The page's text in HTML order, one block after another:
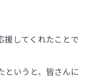
援してくれたことで
というと、皆さんに